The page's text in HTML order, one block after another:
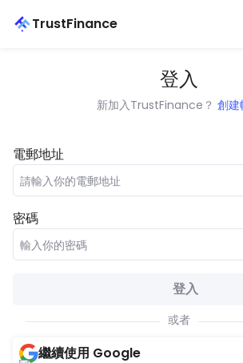
TrustFinance
登入
新加入TrustFinance？ 創建
電郵地址
密碼
登入
或者
繼續使用 Google